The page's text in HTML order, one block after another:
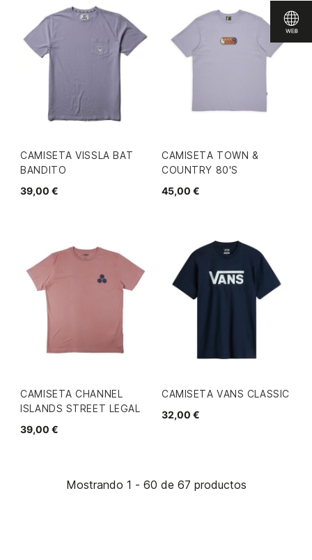
CAMISETA VISSLA BAT
BANDITO
39,00 €
CAMISETA TOWN &
COUNTRY 80'S
45,00 €
CAMISETA CHANNEL
ISLANDS STREET LEGAL
39,00 €
CAMISETA VANS CLASSIC
32,00 €
Mostrando 1 - 60 de 67 productos